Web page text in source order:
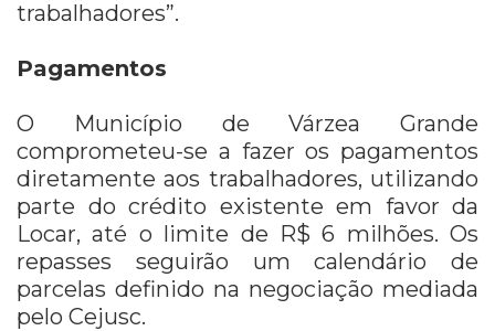
trabalhadores”.
Pagamentos
O Município de Várzea Grande
comprometeu-se a fazer os pagamentos
diretamente aos trabalhadores, utilizando
parte do crédito existente em favor da
Locar, até o limite de R$ 6 milhões. Os
repasses seguirão um calendário de
parcelas definido na negociação mediada
pelo Cejusc.